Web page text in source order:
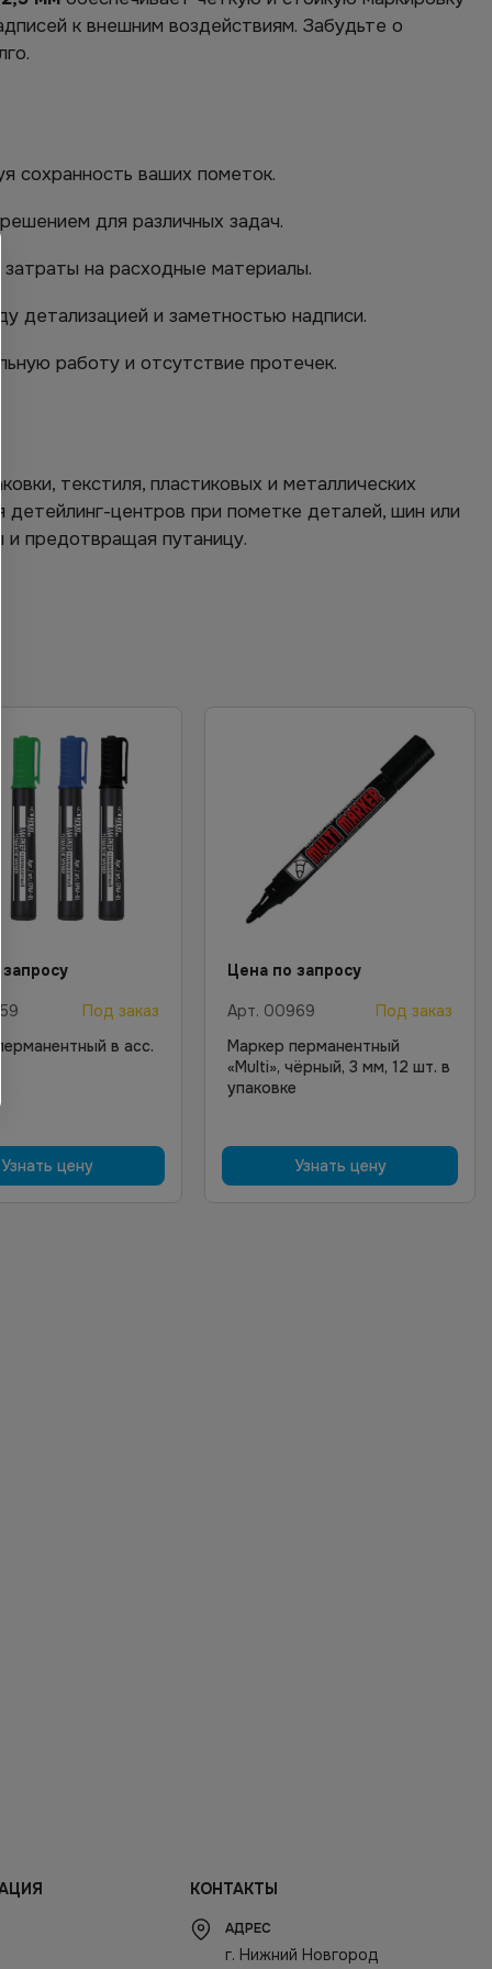
к внешним воздействиям. Забудьте о
сохранность ваших пометок.
для различных задач.
на расходные материалы.
детализацией и заметностью надписи.
работу и отсутствие протечек.
текстиля, пластиковых и металлических
детейлинг-центров при пометке деталей, шин или
предотвращая путаницу.
запросу
Под заказ
в асс.
Узнать цену
Цена по запросу
Арт. 00969
Под заказ
Маркер перманентный
«Multi», чёрный, 3 мм, 12 шт. в
упаковке
Узнать цену
КОНТАКТЫ
АДРЕС
г. Нижний Новгород